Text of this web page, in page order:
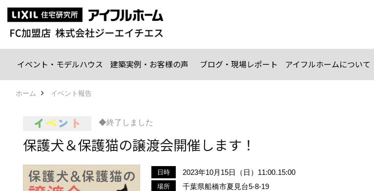
イベント・モデルハウス 建築実例・お客様の声 ブログ・現場レポート アイフルホームについて
ホーム イベント報告
◆終了しました
保護犬＆保護猫の譲渡会開催します！
日時 2023年10月15日（日）11:00₋15:00
場所 千葉県船橋市夏見台5-8-19